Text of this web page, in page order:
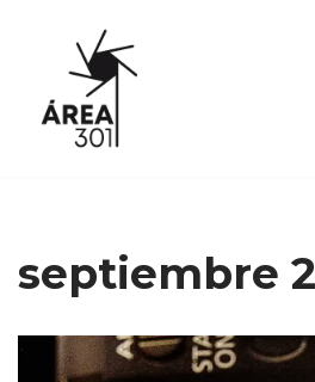
contenido
septiembre